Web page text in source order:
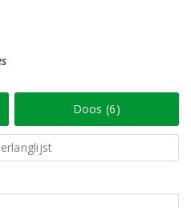
Doos (6)